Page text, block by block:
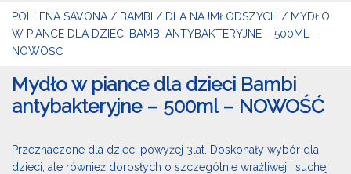
POLLENA SAVONA / BAMBI / DLA NAJMŁODSZYCH / MYDŁO
W PIANCE DLA DZIECI BAMBI ANTYBAKTERYJNE – 500ML –
NOWOŚĆ
Mydło w piance dla dzieci Bambi
antybakteryjne – 500ml – NOWOŚĆ
Przeznaczone dla dzieci powyżej 3lat. Doskonały wybór dla
dzieci, ale również dorosłych o szczególnie wrażliwej i suchej